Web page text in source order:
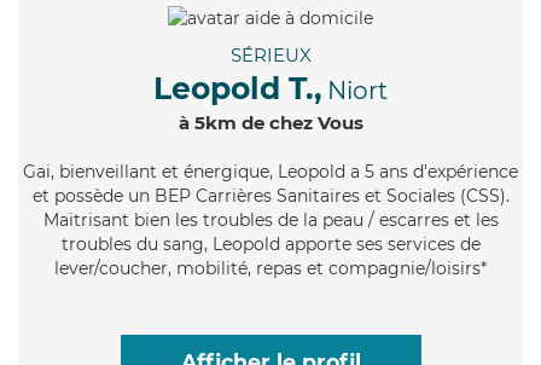
SÉRIEUX
Leopold T., Niort
à 5km de chez Vous
Gai, bienveillant et énergique, Leopold a 5 ans d'expérience
et possède un BEP Carrières Sanitaires et Sociales (CSS).
Maitrisant bien les troubles de la peau / escarres et les
troubles du sang, Leopold apporte ses services de
lever/coucher, mobilité, repas et compagnie/loisirs*